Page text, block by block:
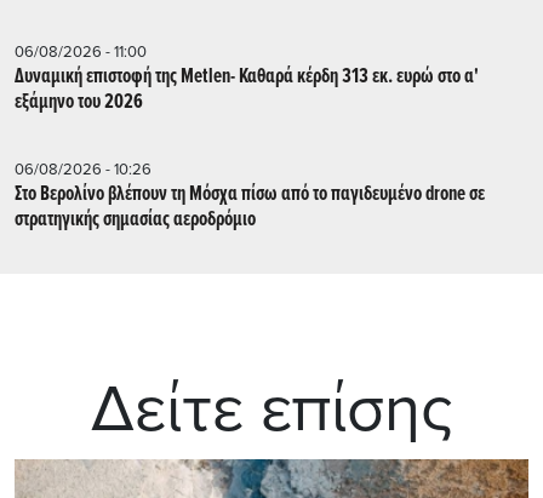
06/08/2026 - 11:00
Δυναμική επιστοφή της Metlen- Καθαρά κέρδη 313 εκ. ευρώ στο α'
εξάμηνο του 2026
06/08/2026 - 10:26
Στο Βερολίνο βλέπουν τη Μόσχα πίσω από το παγιδευμένο drone σε
στρατηγικής σημασίας αεροδρόμιο
Δείτε επίσης